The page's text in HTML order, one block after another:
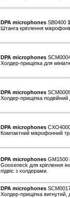
DPA microphones SB0400
Штанга кріплення
DPA microphones
Холдер-прищіпка для
DPA microphones
Холдер-прищіпка подвійний
DPA microphones
Компактний мікрофонний
DPA microphones GM1500
Gooseneck для кріплення
підвіс з холдерами.
DPA microphones
Холдер-прищіпка вигнутий,